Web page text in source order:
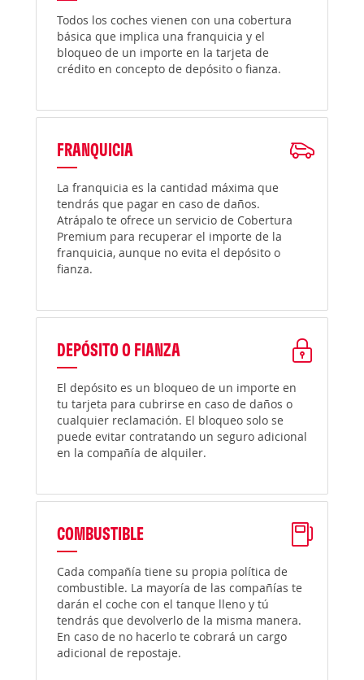
Todos los coches vienen con una cobertura
básica que implica una franquicia y el
bloqueo de un importe en la tarjeta de
crédito en concepto de depósito o fianza.
FRANQUICIA
La franquicia es la cantidad máxima que
tendrás que pagar en caso de daños.
Atrápalo te ofrece un servicio de Cobertura
Premium para recuperar el importe de la
franquicia, aunque no evita el depósito o
fianza.
DEPÓSITO O FIANZA
El depósito es un bloqueo de un importe en
tu tarjeta para cubrirse en caso de daños o
cualquier reclamación. El bloqueo solo se
puede evitar contratando un seguro adicional
en la compañía de alquiler.
COMBUSTIBLE
Cada compañía tiene su propia política de
combustible. La mayoría de las compañías te
darán el coche con el tanque lleno y tú
tendrás que devolverlo de la misma manera.
En caso de no hacerlo te cobrará un cargo
adicional de repostaje.